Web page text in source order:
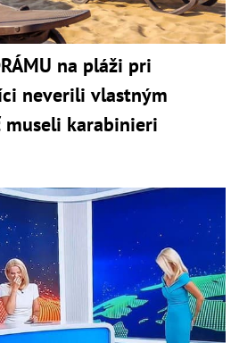
na pláži pri
neverili vlastným
museli karabinieri